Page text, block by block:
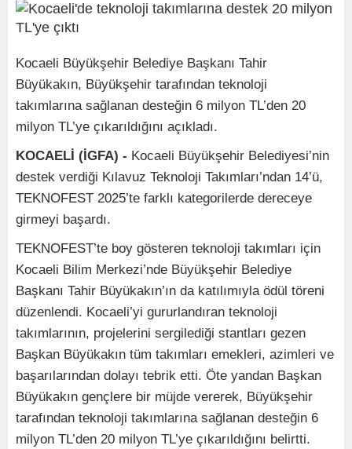
Kocaeli Büyükşehir Belediye Başkanı Tahir
Büyükakın, Büyükşehir tarafından teknoloji
takımlarına sağlanan desteğin 6 milyon TL’den 20
milyon TL’ye çıkarıldığını açıkladı.
KOCAELİ (İGFA) - Kocaeli Büyükşehir Belediyesi’nin
destek verdiği Kılavuz Teknoloji Takımları’ndan 14’ü,
TEKNOFEST 2025’te farklı kategorilerde dereceye
girmeyi başardı.
TEKNOFEST’te boy gösteren teknoloji takımları için
Kocaeli Bilim Merkezi’nde Büyükşehir Belediye
Başkanı Tahir Büyükakın’ın da katılımıyla ödül töreni
düzenlendi. Kocaeli’yi gururlandıran teknoloji
takımlarının, projelerini sergilediği stantları gezen
Başkan Büyükakın tüm takımları emekleri, azimleri ve
başarılarından dolayı tebrik etti. Öte yandan Başkan
Büyükakın gençlere bir müjde vererek, Büyükşehir
tarafından teknoloji takımlarına sağlanan desteğin 6
milyon TL’den 20 milyon TL’ye çıkarıldığını belirtti.